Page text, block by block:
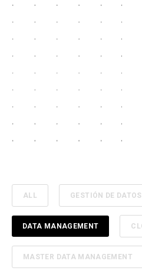
ALL GESTIÓN DE DATOS
DATA MANAGEMENT
MASTER DATA MANAGEMENT